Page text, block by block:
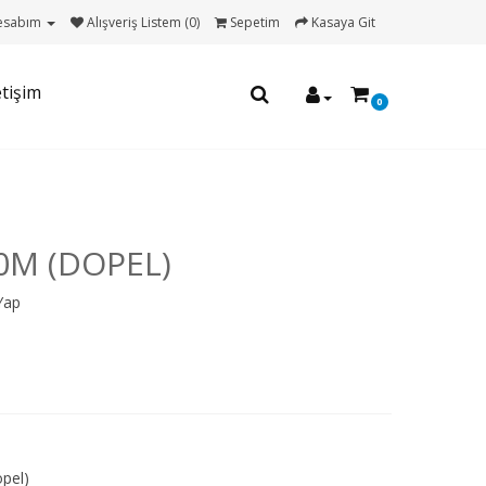
Alışveriş Listem (0) Sepetim Kasaya Git
0
(DOPEL)